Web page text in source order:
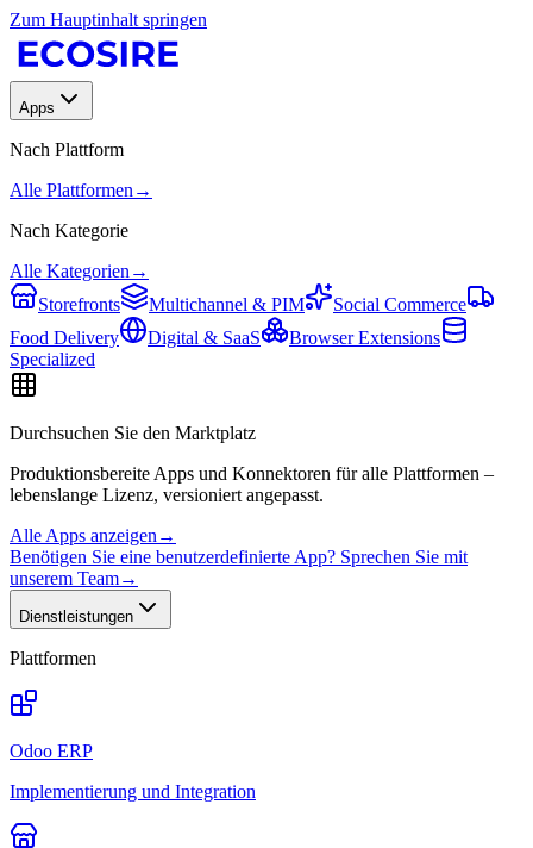
Zum Hauptinhalt springen
Apps
Nach Plattform
Alle Plattformen →
Nach Kategorie
Alle Kategorien →
Storefronts
Multichannel & PIM
Social Commerce
Food Delivery
Digital & SaaS
Browser Extensions
Specialized
Durchsuchen Sie den Marktplatz
Produktionsbereite Apps und Konnektoren für alle Plattformen –
lebenslange Lizenz, versioniert angepasst.
Alle Apps anzeigen →
Benötigen Sie eine benutzerdefinierte App? Sprechen Sie mit
unserem Team→
Dienstleistungen
Plattformen
Odoo ERP
Implementierung und Integration